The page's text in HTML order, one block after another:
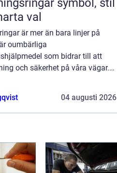
symbol, stil
val
är mer än bara linjer på
oumbärliga
som bidrar till att
och säkerhet på våra vägar.
04 augusti 2026